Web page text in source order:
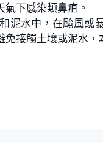
a
d
d
:
9
0
氣下感染類鼻疽。
泥水中，在颱風或
接觸土壤或泥水，